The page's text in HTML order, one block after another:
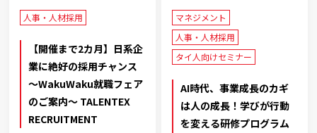
人事・人材採用
【開催まで2カ月】日系企
業に絶好の採用チャンス
～WakuWaku就職フェア
のご案内～ TALENTEX
RECRUITMENT
マネジメント
人事・人材採用
タイ人向けセミナー
AI時代、事業成長のカギ
は人の成長！学びが行動
を変える研修プログラム